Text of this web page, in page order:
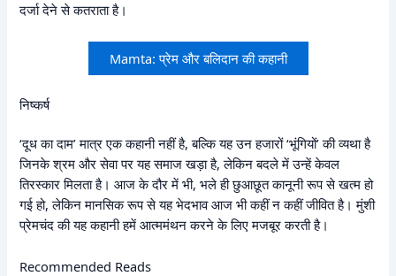
दर्जा देने से कतराता है।
Mamta: प्रेम और बलिदान की कहानी
निष्कर्ष
‘दूध का दाम’ मात्र एक कहानी नहीं है, बल्कि यह उन हजारों ‘भूंगियों’ की व्यथा है
जिनके श्रम और सेवा पर यह समाज खड़ा है, लेकिन बदले में उन्हें केवल
तिरस्कार मिलता है। आज के दौर में भी, भले ही छुआछूत कानूनी रूप से खत्म हो
गई हो, लेकिन मानसिक रूप से यह भेदभाव आज भी कहीं न कहीं जीवित है। मुंशी
प्रेमचंद की यह कहानी हमें आत्ममंथन करने के लिए मजबूर करती है।
Recommended Reads